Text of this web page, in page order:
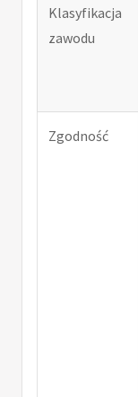
Klasyfikacja
zawodu
Zgodność